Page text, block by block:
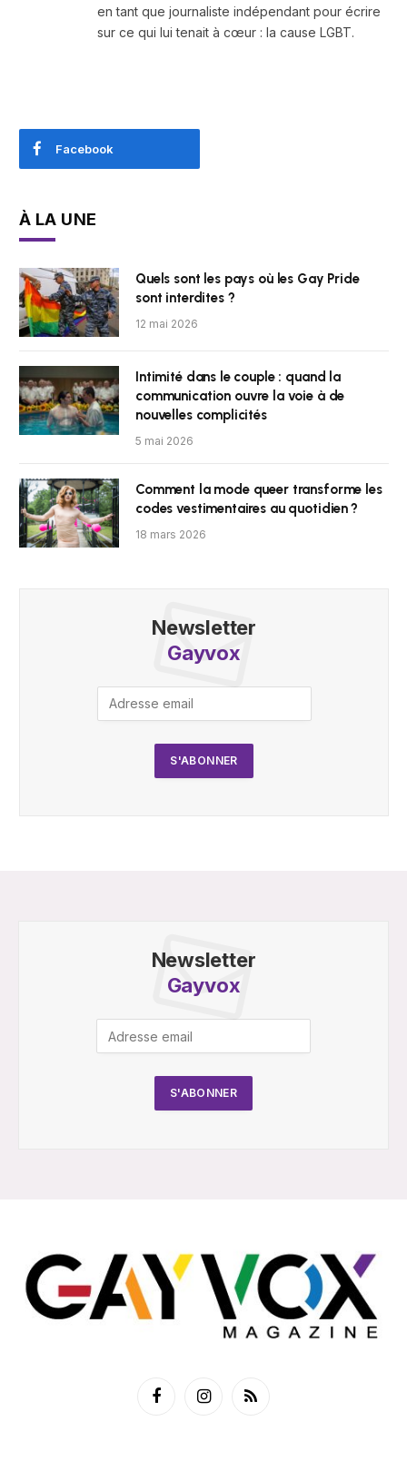
en tant que journaliste indépendant pour écrire
sur ce qui lui tenait à cœur : la cause LGBT.
Facebook
À LA UNE
Quels sont les pays où les Gay Pride
sont interdites ?
12 mai 2026
Intimité dans le couple : quand la
communication ouvre la voie à de
nouvelles complicités
5 mai 2026
Comment la mode queer transforme les
codes vestimentaires au quotidien ?
18 mars 2026
Newsletter
Gayvox
Newsletter
Gayvox
FacebookInstagramRSS